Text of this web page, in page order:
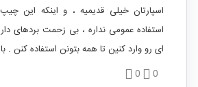
اسپارتان خیلی قدیمیه ، و اینکه این
استفاده عمومی نداره ، بی زحمت بردهای
ای رو وارد کنین تا همه بتونن استفاده کنن .
0
0